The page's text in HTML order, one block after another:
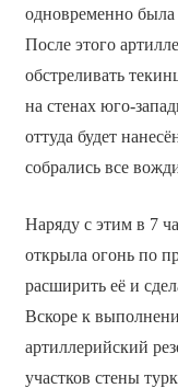
одновременно была
После этого
обстреливать
на стенах юго-
оттуда будет
собрались все
Наряду с этим в 7
открыла огонь по
расширить её и
Вскоре к
артиллерийский
участков стены